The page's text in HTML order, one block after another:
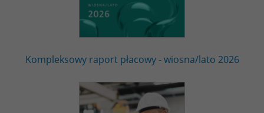
Kompleksowy raport płacowy - wiosna/lato 2026